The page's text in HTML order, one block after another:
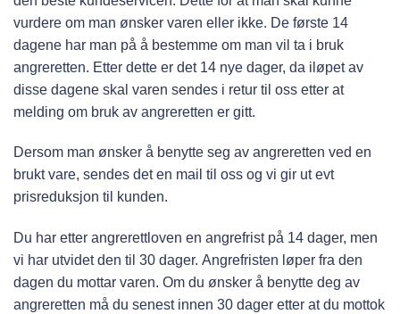
vurdere om man ønsker varen eller ikke. De første 14
dagene har man på å bestemme om man vil ta i bruk
angreretten. Etter dette er det 14 nye dager, da iløpet av
disse dagene skal varen sendes i retur til oss etter at
melding om bruk av angreretten er gitt.
Dersom man ønsker å benytte seg av angreretten ved en
brukt vare, sendes det en mail til oss og vi gir ut evt
prisreduksjon til kunden.
Du har etter angrerettloven en angrefrist på 14 dager, men
vi har utvidet den til 30 dager. Angrefristen løper fra den
dagen du mottar varen. Om du ønsker å benytte deg av
angreretten må du senest innen 30 dager etter at du mottok